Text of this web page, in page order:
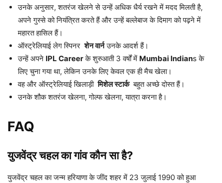
उनके अनुसार, शतरंज खेलने से उन्हें अधिक धैर्य रखने में मदद मिलती है,
अपने गुस्से को नियंत्रित करते हैं और उन्हें बल्लेबाज के दिमाग को पढ़ने में
महारत हासिल हैं।
ऑस्ट्रेलियाई लेग स्पिनरशेन वार्नउनके आदर्श हैं।
उन्हें अपने IPL Careerके शुरुआती 3 वर्षों में Mumbai Indians के
लिए चुना गया था, लेकिन उनके लिए केवल एक ही मैच खेला।
वह और ऑस्ट्रेलियाई खिलाड़ीमिशेल स्टार्कबहुत अच्छे दोस्त हैं।
उनके शौक शतरंज खेलना, गोल्फ खेलना, यात्रा करना है।
FAQ
युजवेंद्र चहल का गांव कौन सा है?
युजवेंद्र चहल का जन्म हरियाणा के जींद शहर में 23 जुलाई 1990 को हुआ